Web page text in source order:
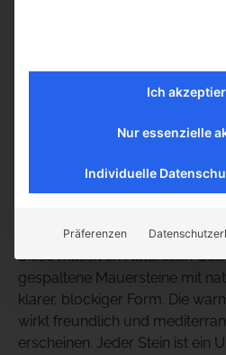
Ca. 65 Tonnen
Gelbe Naturstein Quader für
und Hangbefestigungen
Diese massiven Naturstein
gespaltene Mauersteine mit
klarer, blockiger Form. Die
wirkt freundlich und
erscheinen. Jeder Stein ist ein
Ich
Nur essenzielle
Individuelle
Präferenzen